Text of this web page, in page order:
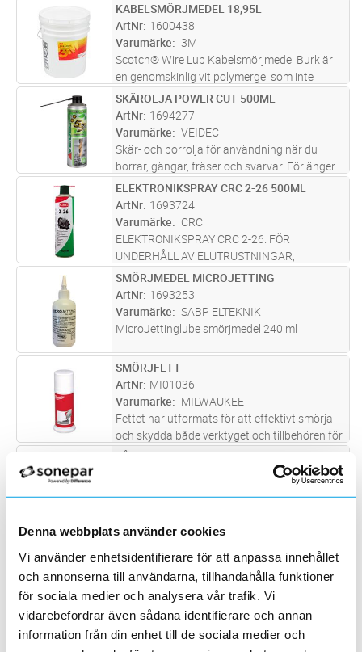
Denna webbplats använder cookies
Vi använder enhetsidentifierare för att anpassa innehållet
och annonserna till användarna, tillhandahålla funktioner
för sociala medier och analysera vår trafik. Vi
vidarebefordrar även sådana identifierare och annan
information från din enhet till de sociala medier och
ST Lägg i kundvagn
KABELSMÖRJMEDEL 18,95L
ArtNr 1600438
Varumärke
3M
Scotch® Wire Lub Kabelsmörjmedel Burk är
en genomskinlig vit polymergel som inte
förvätskas eller separeras vid varmt eller kallt
åldrande. Smörjmedlet minskar friktionen och
risken för skador på kab
ST Lägg i kundvagn
SKÄROLJA POWER CUT 500ML
ArtNr 1694277
Varumärke
VEIDEC
Skär- och borrolja för användning när du
borrar, gängar, fräser och svarvar. Förlänger
livslängden på verkygen avsevärt.
ST Lägg i kundvagn
ELEKTRONIKSPRAY CRC 2-26 500ML
ArtNr 1693724
Varumärke
CRC
ELEKTRONIKSPRAY CRC 2-26. FÖR
UNDERHÅLL AV ELUTRUSTNINGAR,
STRÖMBRYTARE, KONTAKTER ETC.
ST Lägg i kundvagn
SMÖRJMEDEL MICROJETTING
ArtNr 1693253
Varumärke
SABP ELTEKNIK
MicroJettinglube smörjmedel 240 ml
ST Lägg i kundvagn
SMÖRJFETT
ArtNr MI01036
Varumärke
MILWAUKEE
Fettet har utformats för att effektivt smörja
och skydda både verktyget och tillbehören för
ökad livslängd. Applicera en mindre mängd
fett direkt på borrets-, mejselns- eller
LÅSFETT 20G
mekaniska låshus.
ST Lägg i kundvagn
ArtNr 1693703
Varumärke C3 CONNECT
Smörjmedel till T-Dux, smörjmedlet appliseras
på T-Dux samt ev kablar för enklare
installation.
ST Lägg i kundvagn
SMÖRJMEDEL JETTING CJL-1032P